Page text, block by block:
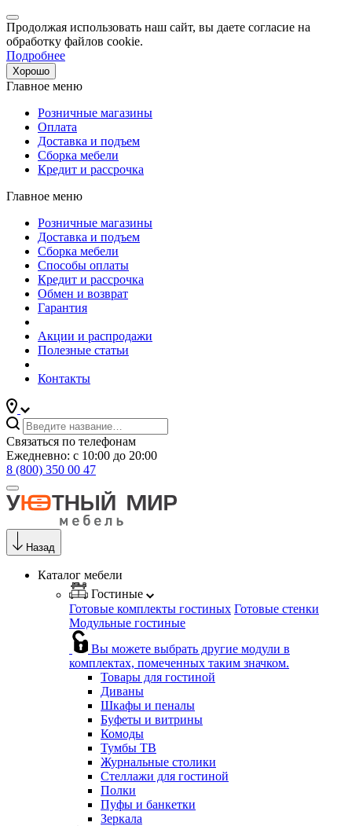
Продолжая использовать наш сайт, вы даете согласие на
обработку файлов cookie.
Подробнее
Хорошо
Главное меню
Розничные магазины
Оплата
Доставка и подъем
Сборка мебели
Кредит и рассрочка
Главное меню
Розничные магазины
Доставка и подъем
Сборка мебели
Способы оплаты
Кредит и рассрочка
Обмен и возврат
Гарантия
Акции и распродажи
Полезные статьи
Контакты
Связаться по телефонам
Ежедневно: с 10:00 до 20:00
8 (800) 350 00 47
Назад
Каталог мебели
Гостиные
Готовые комплекты гостиных Готовые стенки
Модульные гостиные
Вы можете выбрать другие модули в
комплектах, помеченных таким значком.
Товары для гостиной
Диваны
Шкафы и пеналы
Буфеты и витрины
Комоды
Тумбы ТВ
Журнальные столики
Стеллажи для гостиной
Полки
Пуфы и банкетки
Зеркала